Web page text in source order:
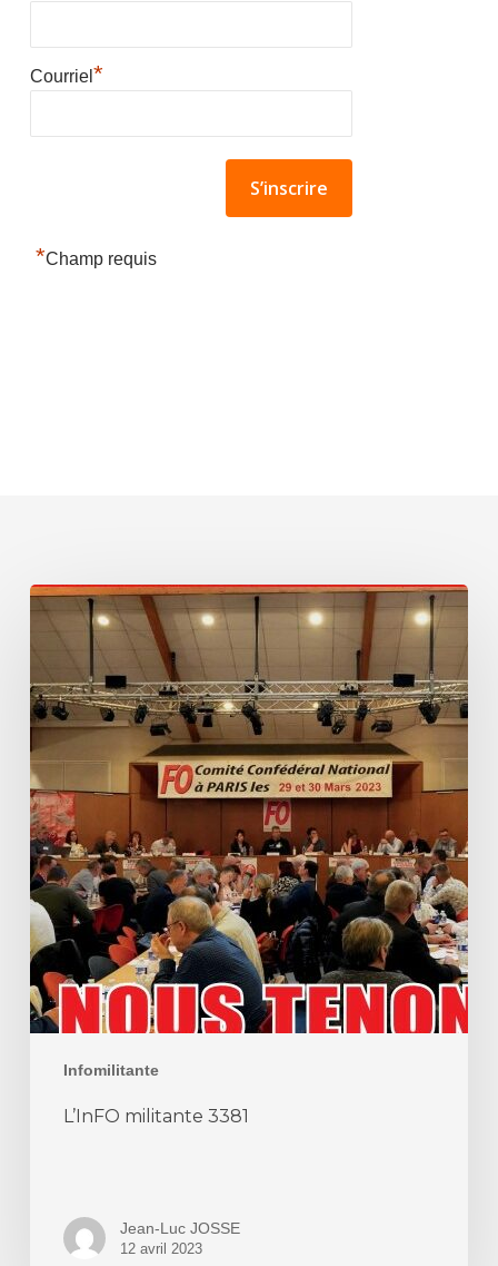
Courriel *
*Champ requis
Infomilitante
L’InFO
militante
L’InFO militante 3381
Jean-Luc JOSSE
12 avril 2023